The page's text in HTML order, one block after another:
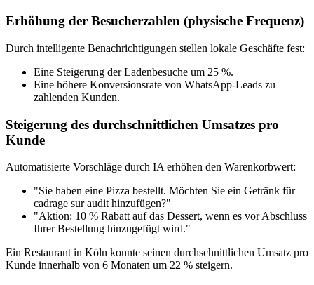
Erhöhung der Besucherzahlen (physische Frequenz)
Durch intelligente Benachrichtigungen stellen lokale Geschäfte fest:
Eine Steigerung der Ladenbesuche um 25 %.
Eine höhere Konversionsrate von WhatsApp-Leads zu
zahlenden Kunden.
Steigerung des durchschnittlichen Umsatzes pro
Kunde
Automatisierte Vorschläge durch IA erhöhen den Warenkorbwert:
"Sie haben eine Pizza bestellt. Möchten Sie ein Getränk für
cadrage sur audit hinzufügen?"
"Aktion: 10 % Rabatt auf das Dessert, wenn es vor Abschluss
Ihrer Bestellung hinzugefügt wird."
Ein Restaurant in Köln konnte seinen durchschnittlichen Umsatz pro
Kunde innerhalb von 6 Monaten um 22 % steigern.